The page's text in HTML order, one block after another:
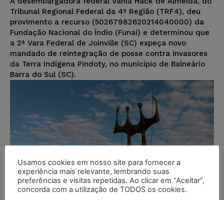
Tribunal Regional Federal da 4ª Região (TRF4), deu
provimento a recurso (50267982620214040000) da
Fundação Nacional do Índio (Funai) e determinou que
a 2ª Vara Federal de Joinville (SC) expeça novo
mandado de reintegração de posse contra invasores
da Terra Indígena Pindoty, no município de Balneário
Barra do Sul (SC).
Usamos cookies em nosso site para fornecer a
experiência mais relevante, lembrando suas
preferências e visitas repetidas. Ao clicar em “Aceitar”,
concorda com a utilização de TODOS os cookies.